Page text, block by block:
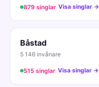
879 singlar Visa singlar →
Båstad
5 146 invånare
515 singlar Visa singlar →